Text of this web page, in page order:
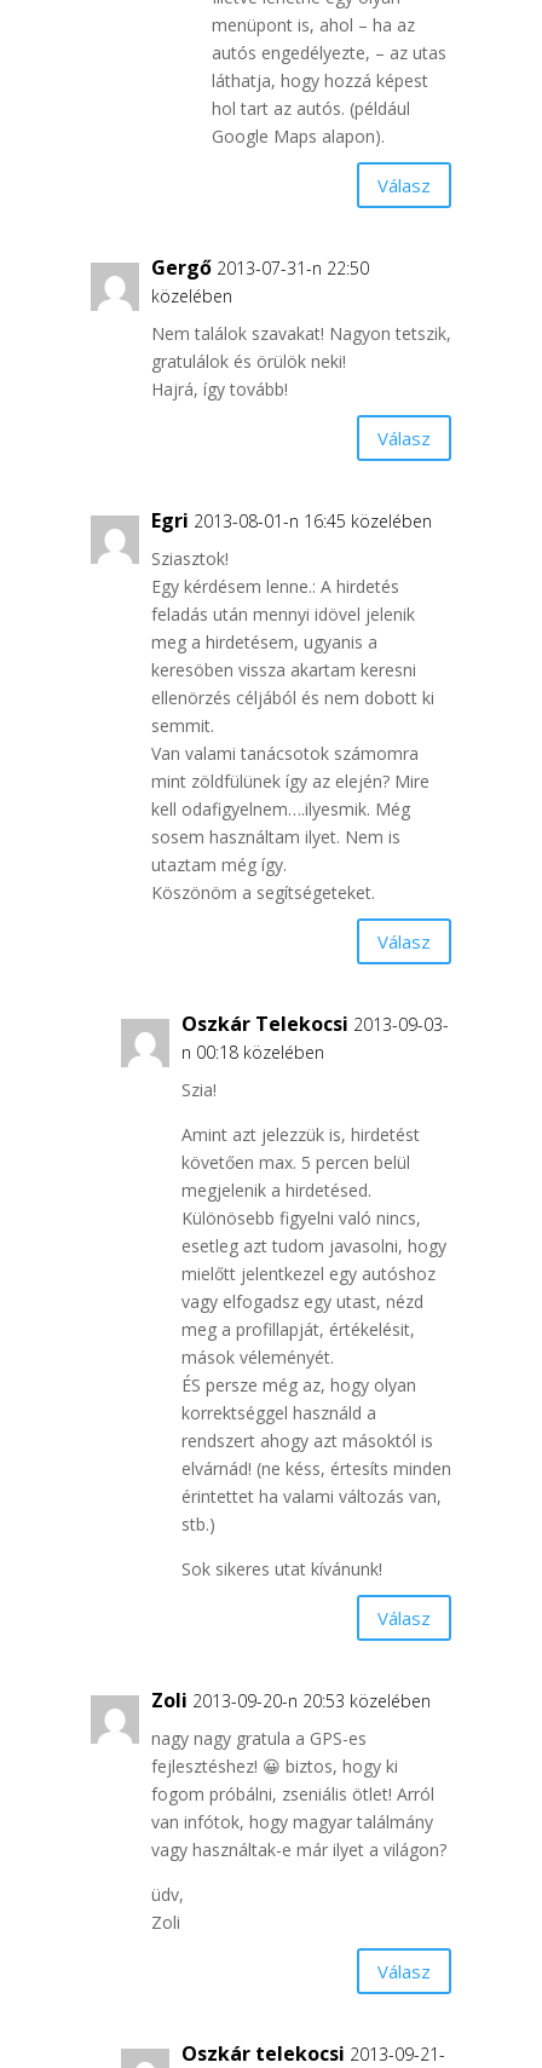
menüpont is, ahol – ha az
autós engedélyezte, – az utas
láthatja, hogy hozzá képest
hol tart az autós. (például
Google Maps alapon).
Válasz
Gergő 2013-07-31-n 22:50
közelében
Nem találok szavakat! Nagyon tetszik,
gratulálok és örülök neki!
Hajrá, így tovább!
Válasz
Egri 2013-08-01-n 16:45 közelében
Sziasztok!
Egy kérdésem lenne.: A hirdetés
feladás után mennyi idövel jelenik
meg a hirdetésem, ugyanis a
keresöben vissza akartam keresni
ellenörzés céljából és nem dobott ki
semmit.
Van valami tanácsotok számomra
mint zöldfülünek így az elején? Mire
kell odafigyelnem….ilyesmik. Még
sosem használtam ilyet. Nem is
utaztam még így.
Köszönöm a segítségeteket.
Válasz
Oszkár Telekocsi 2013-09-03-
n 00:18 közelében
Szia!
Amint azt jelezzük is, hirdetést
követően max. 5 percen belül
megjelenik a hirdetésed.
Különösebb figyelni való nincs,
esetleg azt tudom javasolni, hogy
mielőtt jelentkezel egy autóshoz
vagy elfogadsz egy utast, nézd
meg a profillapját, értékelésit,
mások véleményét.
ÉS persze még az, hogy olyan
korrektséggel használd a
rendszert ahogy azt másoktól is
elvárnád! (ne késs, értesíts minden
érintettet ha valami változás van,
stb.)
Sok sikeres utat kívánunk!
Válasz
Zoli 2013-09-20-n 20:53 közelében
nagy nagy gratula a GPS-es
fejlesztéshez! 😀 biztos, hogy ki
fogom próbálni, zseniális ötlet! Arról
van infótok, hogy magyar találmány
vagy használtak-e már ilyet a világon?
üdv,
Zoli
Válasz
Oszkár telekocsi 2013-09-21-